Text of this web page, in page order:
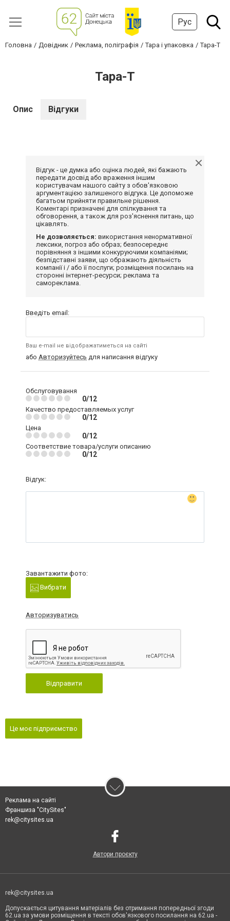
Рус
Головна Довідник Реклама, поліграфія Тара і упаковка Тара-Т
Тара-Т
Опис Відгуки
Відгук - це думка або оцінка людей, які бажають
передати досвід або враження іншим
користувачам нашого сайту з обов'язковою
аргументацією залишеного відгука. Це допоможе
багатьом прийняти правильне рішення.
Коментарі призначені для спілкування та
обговорення, а також для роз'яснення питань, що
цікавлять.
Не дозволяється: використання ненормативної
лексики, погроз або образ; безпосереднє
порівняння з іншими конкуруючими компаніями;
безпідставні заяви, що ображають діяльність
компанії і / або її послуги; розміщення посилань на
сторонні інтернет-ресурси; реклама та
самореклама.
Введіть email:
Ваш e-mail не відображатиметься на сайті
або Авторизуйтесь для написання відгуку
Обслуговування
0/12
Качество предоставляемых услуг
0/12
Цена
0/12
Соответствие товара/услуги описанию
0/12
Відгук:
Завантажити фото:
Вибрати
Авторизуватись
Відправити
Це моє підприємство
Реклама на сайті
Франшиза "CitySites"
rek@citysites.ua
Автори проєкту
rek@citysites.ua
Допускається цитування матеріалів без отримання попередньої згоди
62.ua за умови розміщення в тексті обов'язкового посилання на 62.ua -